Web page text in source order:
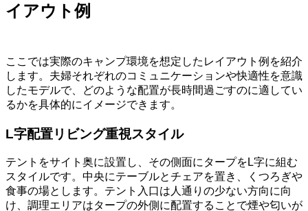
イアウト例
ここでは実際のキャンプ環境を想定したレイアウト例を紹介
します。夫婦それぞれのコミュニケーションや快適性を意識
したモデルで、どのような配置が長時間過ごすのに適してい
るかを具体的にイメージできます。
L字配置リビング重視スタイル
テントをサイト奥に設置し、その側面にタープをL字に組む
スタイルです。中央にテーブルとチェアを置き、くつろぎや
食事の場とします。テント入口は人通りの少ない方向に向
け、調理エリアはタープの外側に配置することで煙や匂いが